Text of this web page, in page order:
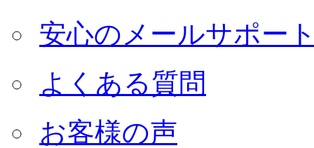
安心のメールサポー
よくある質問
お客様の声